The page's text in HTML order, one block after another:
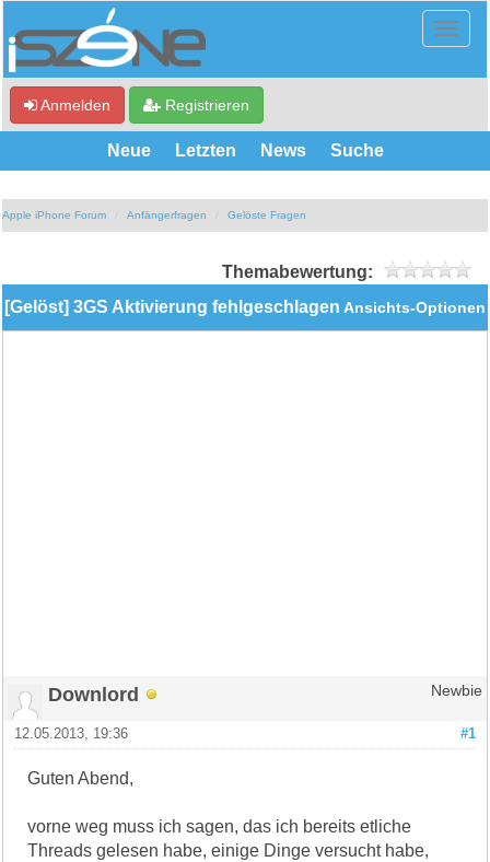
Anmelden Registrieren
Neue Letzten News Suche
Apple iPhone Forum Anfängerfragen Gelöste Fragen
Themabewertung:
Ansichts-Optionen
[Gelöst] 3GS Aktivierung fehlgeschlagen
Downlord Newbie
#1
12.05.2013, 19:36
Guten Abend,
vorne weg muss ich sagen, das ich bereits etliche
Threads gelesen habe, einige Dinge versucht habe,